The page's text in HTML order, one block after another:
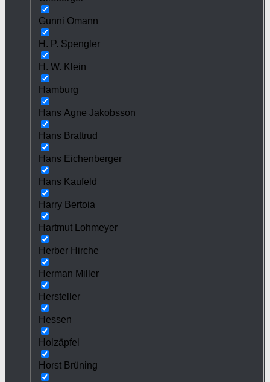
Gunni Omann
H. P. Spengler
H. W. Klein
Hamburg
Hans Agne Jakobsson
Hans Brattrud
Hans Eichenberger
Hans Kaufeld
Harry Bertoia
Hartmut Lohmeyer
Herber Hirche
Herman Miller
Hersteller
Hessen
Holzäpfel
Horst Brüning